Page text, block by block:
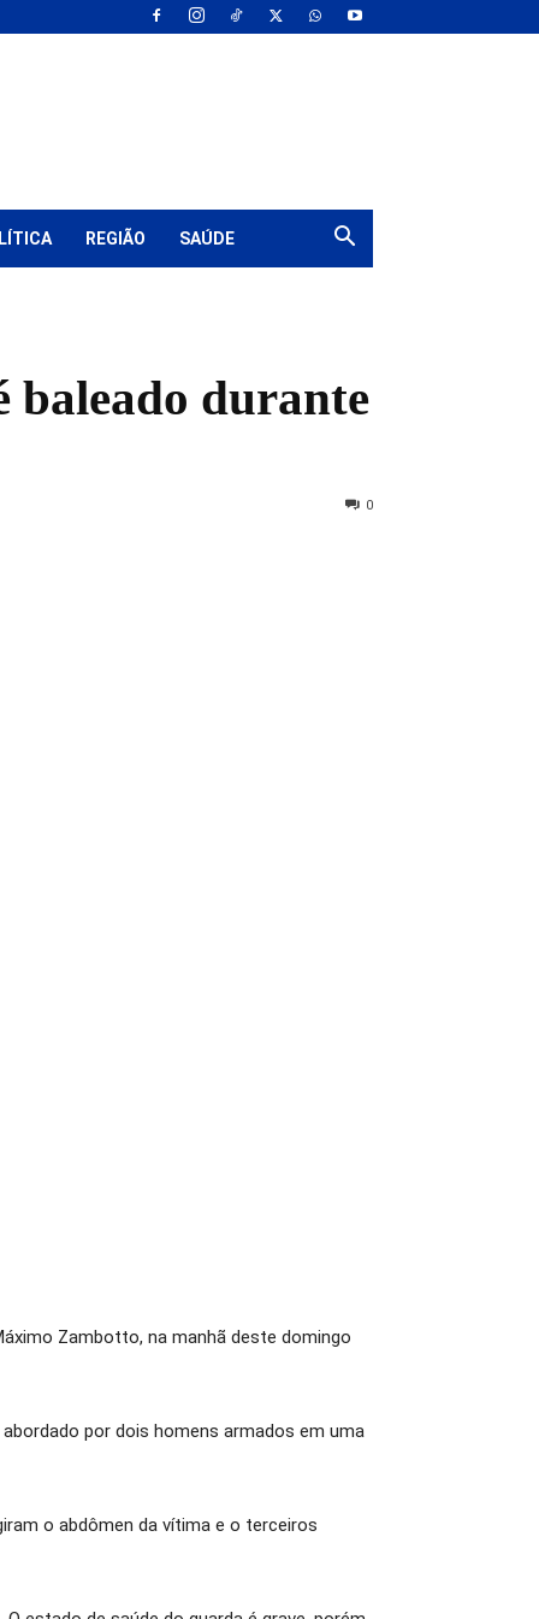
REGIÃO SAÚDE
baleado durante
0
Zambotto, na manhã deste domingo
por dois homens armados em uma
o abdômen da vítima e o terceiros